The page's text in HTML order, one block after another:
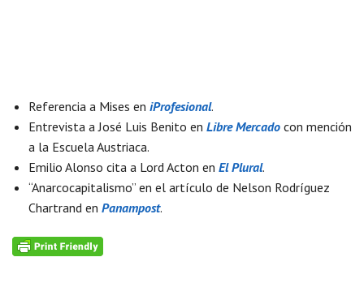
Referencia a Mises en iProfesional.
Entrevista a José Luis Benito en Libre Mercado con mención
a la Escuela Austriaca.
Emilio Alonso cita a Lord Acton en El Plural.
“Anarcocapitalismo” en el artículo de Nelson Rodríguez
Chartrand en Panampost.